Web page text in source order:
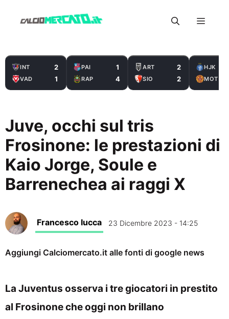
Menu
INT 2
VAD 1
PAI 1
RAP 4
ART 2
SIO 2
HJK
MOT
Juve, occhi sul tris
Frosinone: le prestazioni di
Kaio Jorge, Soule e
Barrenechea ai raggi X
Francesco Iucca 23 Dicembre 2023 - 14:25
Aggiungi Calciomercato.it alle fonti di google news
La Juventus osserva i tre giocatori in prestito
al Frosinone che oggi non brillano